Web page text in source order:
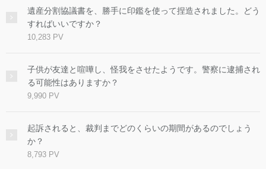
遺産分割協議書を、勝手に印鑑を使って捏造されました。どう
すればいいですか？
10,283 PV
子供が友達と喧嘩し、怪我をさせたようです。警察に逮捕され
る可能性はありますか？
9,990 PV
起訴されると、裁判までどのくらいの期間があるのでしょう
か？
8,793 PV